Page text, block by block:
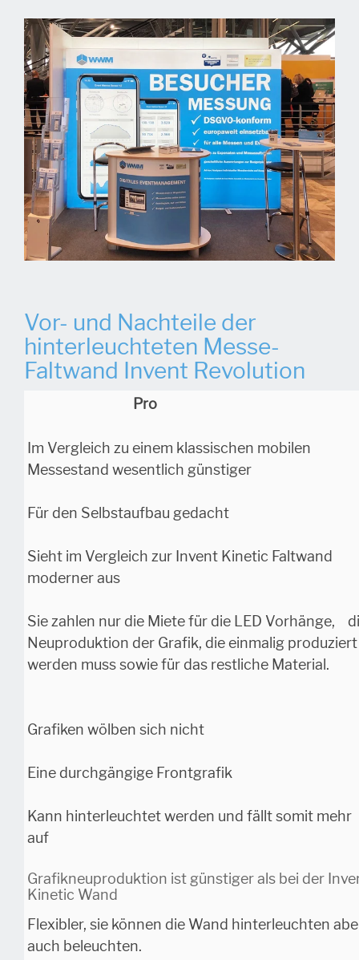
Vor- und Nachteile der
hinterleuchteten Messe-
Faltwand Invent Revolution
Pro
Im Vergleich zu einem klassischen mobilen
Messestand wesentlich günstiger
Für den Selbstaufbau gedacht
Sieht im Vergleich zur Invent Kinetic Faltwand
moderner aus
Sie zahlen nur die Miete für die LED Vorhänge,
Neuproduktion der Grafik, die einmalig produziert
werden muss sowie für das restliche Material.
Grafiken wölben sich nicht
Eine durchgängige Frontgrafik
Kann hinterleuchtet werden und fällt somit mehr
auf
Grafikneuproduktion ist günstiger als bei der
Kinetic Wand
Flexibler, sie können die Wand hinterleuchten
auch beleuchten.